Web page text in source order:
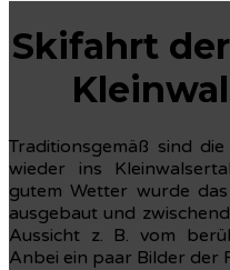
Skifahrt
Traditionsgemäß sind
wieder ins
gutem Wetter wurde
ausgebaut und
Aussicht z. B. vom
Anbei ein paar Bilder der